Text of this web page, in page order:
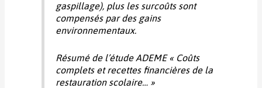
gaspillage), plus les surcoûts sont
compensés par des gains
environnementaux.
Résumé de l’étude ADEME « Coûts
complets et recettes financières de la
restauration scolaire… »